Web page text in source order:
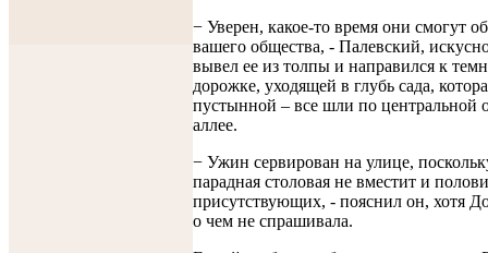
− Уверен, какое-то время они смогут
вашего общества, - Палевский,
вывел ее из толпы и направился к
дорожке, уходящей в глубь сада,
пустынной – все шли по центральной
аллее.
− Ужин сервирован на улице,
парадная столовая не вместит и
присутствующих, - пояснил он, хотя
о чем не спрашивала.